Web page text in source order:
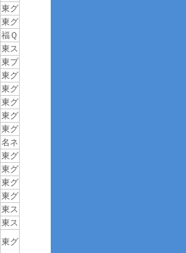
東グ
東グ
福Ｑ
東ス
東プ
東グ
東グ
東グ
東グ
東グ
名ネ
東グ
東グ
東グ
東グ
東ス
東ス
東グ